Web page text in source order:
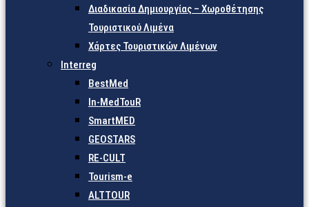
Διαδικασία Δημιουργίας – Χωροθέτησης
Τουριστικού Λιμένα
Χάρτες Τουριστικών Λιμένων
Interreg
BestMed
In-MedTouR
SmartMED
GEOSTARS
RE-CULT
Tourism-e
ALTTOUR